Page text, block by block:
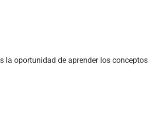
la oportunidad de aprender los conceptos